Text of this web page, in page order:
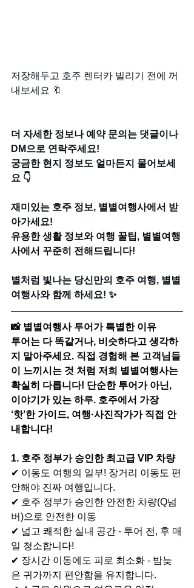
저장해두고 호주 렌터카 빌리기 전에 꺼
내보세요 🔖
더 자세한 정보나 예약 문의는 댓글이나
DM으로 연락주세요!
궁금한 현지 정보도 얼마든지 물어보세
요 👇
재미있는 호주 정보, 별별여행사에서 받
아가세요!
유용한 생활 정보와 여행 꿀팁, 별별여행
사에서 꾸준히 전해드립니다!
별처럼 빛나는 당신만의 호주 여행, 별별
여행사와 함께 하세요! ✨
📸 별별여행사 투어가 특별한 이유
투어는 다 똑같거나, 비슷하다고 생각하
지 말아주세요. 직접 경험해 본 고객님들
이 느끼시는 것 처럼 저희 별별여행사는
확실히 다릅니다! 단순한 투어가 아닌,
이야기가 있는 하루. 호주에서 가장
‘핫’한 가이드, 여행·사진작가가 직접 안
내합니다!
1. 호주 정부가 승인한 최고급 VIP 차량
✔ 이동도 여행의 일부! 장거리 이동도 편
안해야 진짜 여행입니다.
✔ 호주 정부가 승인한 안전한 차량(Q넘
버)으로 안전한 이동
✔ 넓고 쾌적한 실내 공간 - 투어 전, 후 매
일 청소합니다!
✔ 장시간 이동에도 피로 최소화 - 밤늦
은 귀가까지 편안함을 유지합니다.